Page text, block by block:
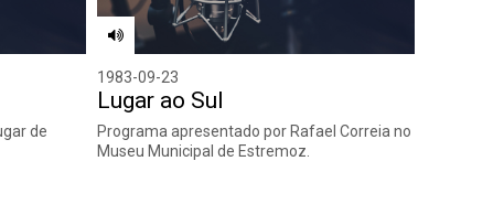
de
1983-09-23
Lugar ao Sul
Programa apresentado por Rafael Correia no
Museu Municipal de Estremoz.